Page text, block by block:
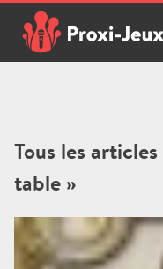
content
Tous les
table »